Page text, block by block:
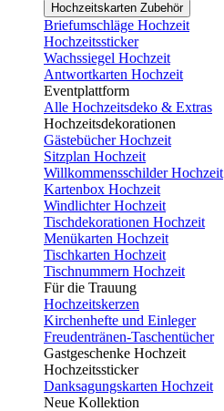
Hochzeitskarten Zubehör
Briefumschläge Hochzeit
Hochzeitssticker
Wachssiegel Hochzeit
Antwortkarten Hochzeit
Eventplattform
Alle Hochzeitsdeko & Extras
Hochzeitsdekorationen
Gästebücher Hochzeit
Sitzplan Hochzeit
Willkommensschilder Hochzeit
Kartenbox Hochzeit
Windlichter Hochzeit
Tischdekorationen Hochzeit
Menükarten Hochzeit
Tischkarten Hochzeit
Tischnummern Hochzeit
Für die Trauung
Hochzeitskerzen
Kirchenhefte und Einleger
Freudentränen-Taschentücher
Gastgeschenke Hochzeit
Hochzeitssticker
Danksagungskarten Hochzeit
Neue Kollektion